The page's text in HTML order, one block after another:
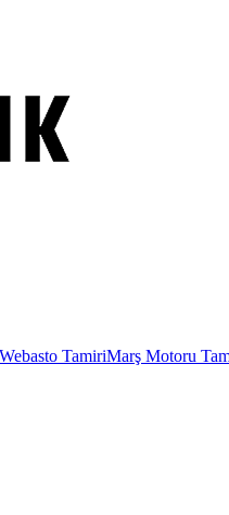
Webasto TamiriMarş Motoru